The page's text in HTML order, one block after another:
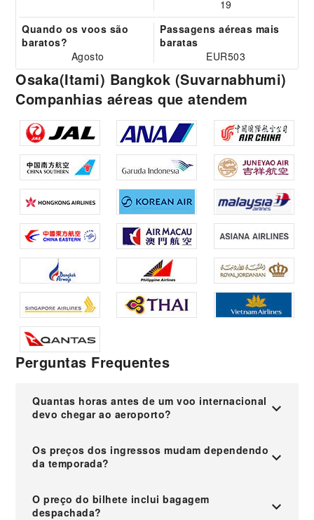
19
Quando os voos são
baratos?
Agosto
Passagens aéreas mais
baratas
EUR503
Osaka(Itami) Bangkok (Suvarnabhumi)
Companhias aéreas que atendem
Perguntas Frequentes
Quantas horas antes de um voo internacional
devo chegar ao aeroporto?
Os preços dos ingressos mudam dependendo
da temporada?
O preço do bilhete inclui bagagem
despachada?